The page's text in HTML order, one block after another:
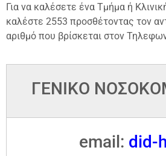
Για να καλέσετε ένα Τμήμα ή
καλέστε 2553 προσθέτοντας τον
αριθμό που βρίσκεται στον
ΓΕΝΙΚΟ
email: did-